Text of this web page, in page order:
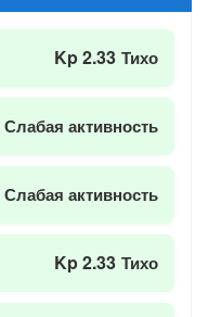
Kp 2.33 Тихо
Слабая активность
Слабая активность
Kp 2.33 Тихо